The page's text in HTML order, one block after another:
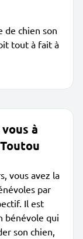
de chien son
tout à fait à
à
vous avez la
par
Il est
bénévole qui
son chien,